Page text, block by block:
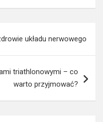
układu nerwowego
triathlonowymi – co
warto przyjmować?